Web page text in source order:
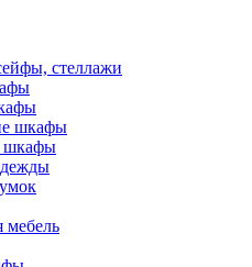
стеллажи
шкафы
шкафы
мебель